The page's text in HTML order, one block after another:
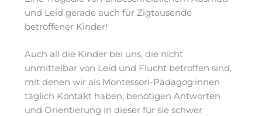
und Leid gerade auch für Zigtausende
betroffener Kinder!
Auch all die Kinder bei uns, die nicht
unmittelbar von Leid und Flucht betroffen sind,
mit denen wir als Montessori-Pädagog:innen
täglich Kontakt haben, benötigen Antworten
und Orientierung in dieser für sie schwer